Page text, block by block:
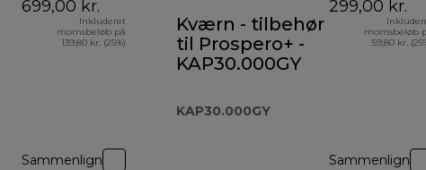
699,00 kr.
Inkluderet
momsbeløb på
139,80 kr. (25%)
Sammenlign
Kværn - tilbehør
til Prospero+ -
KAP30.000GY
KAP30.000GY
299,00 kr.
momsbeløb
59,80 kr.
Sammenlign